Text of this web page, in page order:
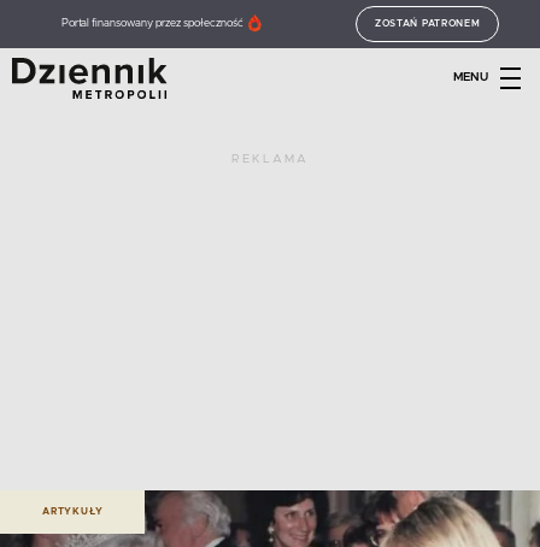
Portal finansowany przez społeczność ZOSTAŃ PATRONEM
MENU
REKLAMA
ARTYKUŁY